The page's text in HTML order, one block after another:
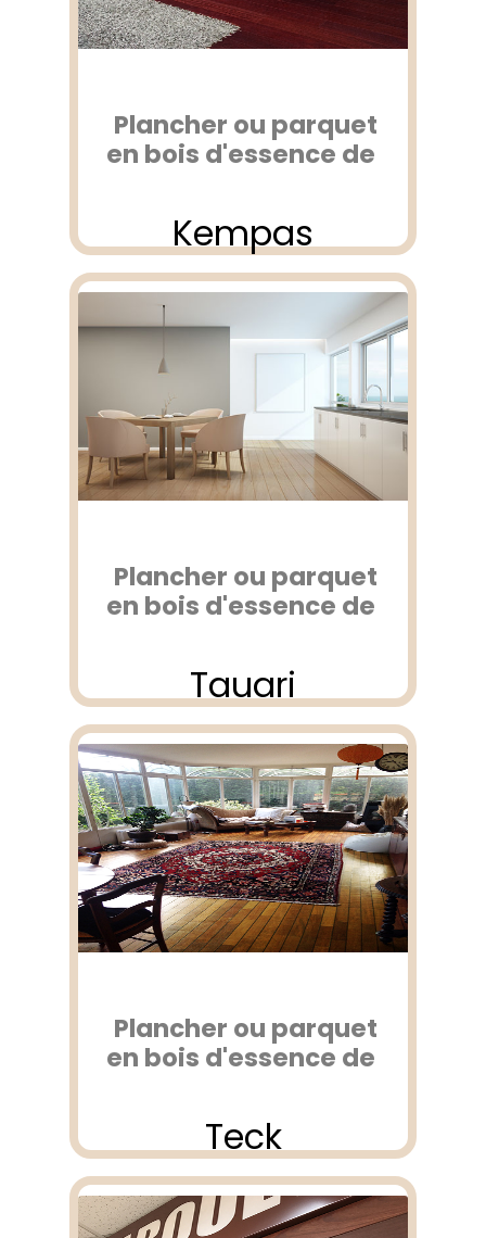
Plancher ou parquet
en bois d'essence de
Kempas
Plancher ou parquet
en bois d'essence de
Tauari
Plancher ou parquet
en bois d'essence de
Teck